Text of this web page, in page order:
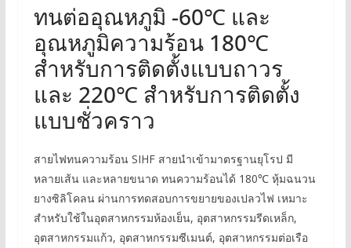
ทนต่ออุณหภูมิ -60℃ และ
อุณหภูมิความร้อน 180℃
สำหรับการติดตั้งแบบถาวร
และ 220℃ สำหรับการติดตั้ง
แบบชั่วคราว
สายไฟทนความร้อน SIHF สายนำเข้ามาตรฐานยุโรป มี
หลายเส้น และหลายขนาด ทนความร้อนได้ 180℃ หุ้มฉนวน
ยางซิลิโคลน ผ่านการทดสอบการขยายของเปลวไฟ เหมาะ
สำหรับใช้ในอุตสาหกรรมห้องเย็น, อุตสาหกรรมรีดเหล็ก,
อุตสาหกรรมแก้ว, อุตสาหกรรมซีเมนต์, อุตสาหกรรมต่อเรือ